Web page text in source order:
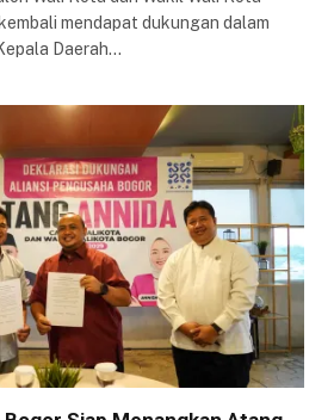
mendapat dukungan dalam
Daerah…